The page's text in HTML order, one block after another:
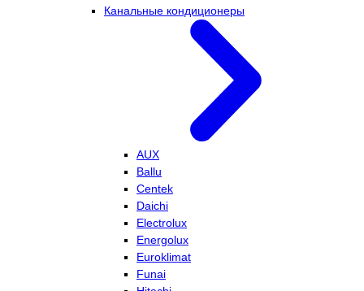
Канальные кондиционеры
AUX
Ballu
Centek
Daichi
Electrolux
Energolux
Euroklimat
Funai